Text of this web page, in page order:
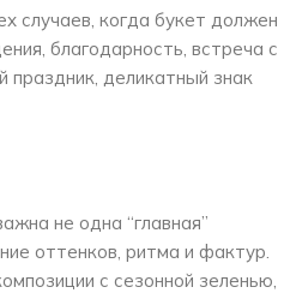
случаев, когда букет должен
благодарность, встреча с
деликатный знак
не одна “главная”
оттенков, ритма и фактур.
с сезонной зеленью,